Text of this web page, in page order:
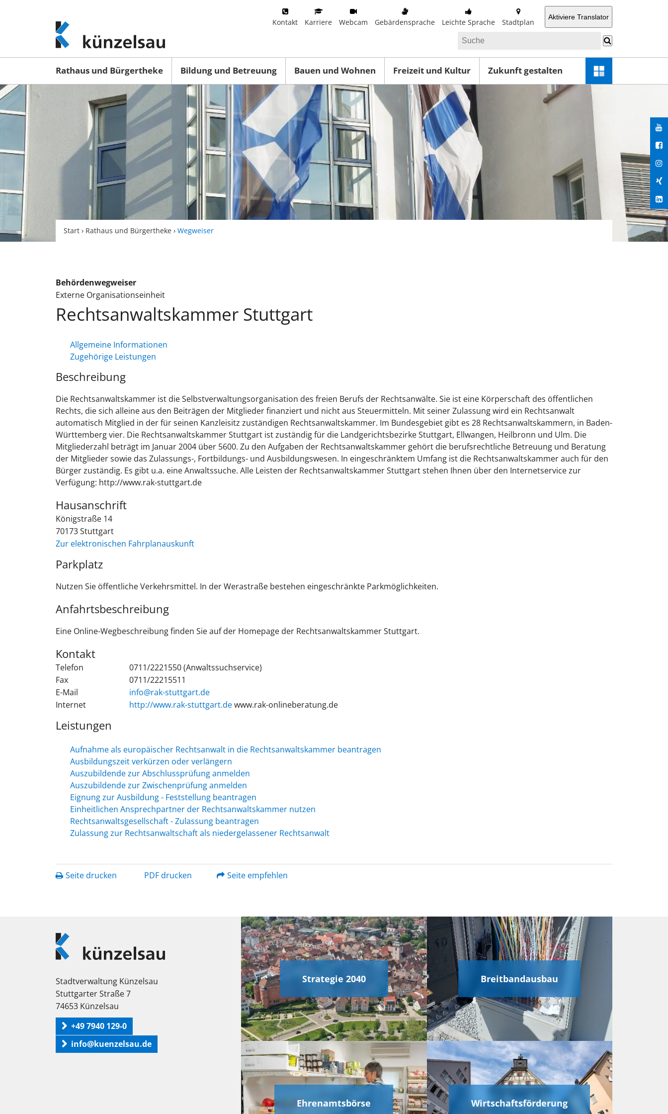
www.kuenzelsau.de
(zur
Startseite)
Kontakt Karriere Webcam Gebärdensprache Leichte Sprache Stadtplan
Aktiviere Translator
Rathaus und Bürgertheke Bildung und Betreuung Bauen und Wohnen Freizeit und Kultur Zukunft gestalten
Schnellzugriff-
Menü
Start › Rathaus und Bürgertheke › Wegweiser
Behördenwegweiser
Externe Organisationseinheit
Rechtsanwaltskammer Stuttgart
Allgemeine Informationen
Zugehörige Leistungen
Beschreibung
Die Rechtsanwaltskammer ist die Selbstverwaltungsorganisation des freien Berufs der Rechtsanwälte. Sie ist eine Körperschaft des öffentlichen
Rechts, die sich alleine aus den Beiträgen der Mitglieder finanziert und nicht aus Steuermitteln. Mit seiner Zulassung wird ein Rechtsanwalt
automatisch Mitglied in der für seinen Kanzleisitz zuständigen Rechtsanwaltskammer. Im Bundesgebiet gibt es 28 Rechtsanwaltskammern, in Baden-
Württemberg vier. Die Rechtsanwaltskammer Stuttgart ist zuständig für die Landgerichtsbezirke Stuttgart, Ellwangen, Heilbronn und Ulm. Die
Mitgliederzahl beträgt im Januar 2004 über 5600. Zu den Aufgaben der Rechtsanwaltskammer gehört die berufsrechtliche Betreuung und Beratung
der Mitglieder sowie das Zulassungs-, Fortbildungs- und Ausbildungswesen. In eingeschränktem Umfang ist die Rechtsanwaltskammer auch für den
Bürger zuständig. Es gibt u.a. eine Anwaltssuche. Alle Leisten der Rechtsanwaltskammer Stuttgart stehen Ihnen über den Internetservice zur
Verfügung: http://www.rak-stuttgart.de
Hausanschrift
Königstraße 14
70173Stuttgart
Zur elektronischen Fahrplanauskunft
Parkplatz
Nutzen Sie öffentliche Verkehrsmittel. In der Werastraße bestehen eingeschränkte Parkmöglichkeiten.
Anfahrtsbeschreibung
Eine Online-Wegbeschreibung finden Sie auf der Homepage der Rechtsanwaltskammer Stuttgart.
Kontakt
Telefon
0711/2221550 (Anwaltssuchservice)
Fax
0711/22215511
E-Mail
info@rak-stuttgart.de
Internet
http://www.rak-stuttgart.dewww.rak-onlineberatung.de
Leistungen
Aufnahme als europäischer Rechtsanwalt in die Rechtsanwaltskammer beantragen
Ausbildungszeit verkürzen oder verlängern
Auszubildende zur Abschlussprüfung anmelden
Auszubildende zur Zwischenprüfung anmelden
Eignung zur Ausbildung - Feststellung beantragen
Einheitlichen Ansprechpartner der Rechtsanwaltskammer nutzen
Rechtsanwaltsgesellschaft - Zulassung beantragen
Zulassung zur Rechtsanwaltschaft als niedergelassener Rechtsanwalt
Seite drucken PDF drucken Seite empfehlen
Logo
Künzelsau
Stadtverwaltung Künzelsau
Stuttgarter Straße 7
74653 Künzelsau
+49 7940 129-0
info@kuenzelsau.de
Strategie 2040 Breitbandausbau
Ehrenamtsbörse Wirtschaftsförderung